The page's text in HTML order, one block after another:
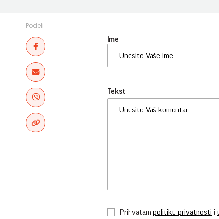
Podeli:
Ime
Tekst
Prihvatam politiku privatnosti i